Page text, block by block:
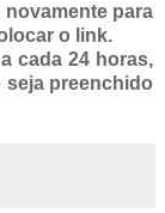
para
o link.
cada 24 horas,
seja preenchido